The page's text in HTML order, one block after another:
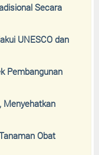
Secara
UNESCO dan
Pembangunan
Menyehatkan
Obat